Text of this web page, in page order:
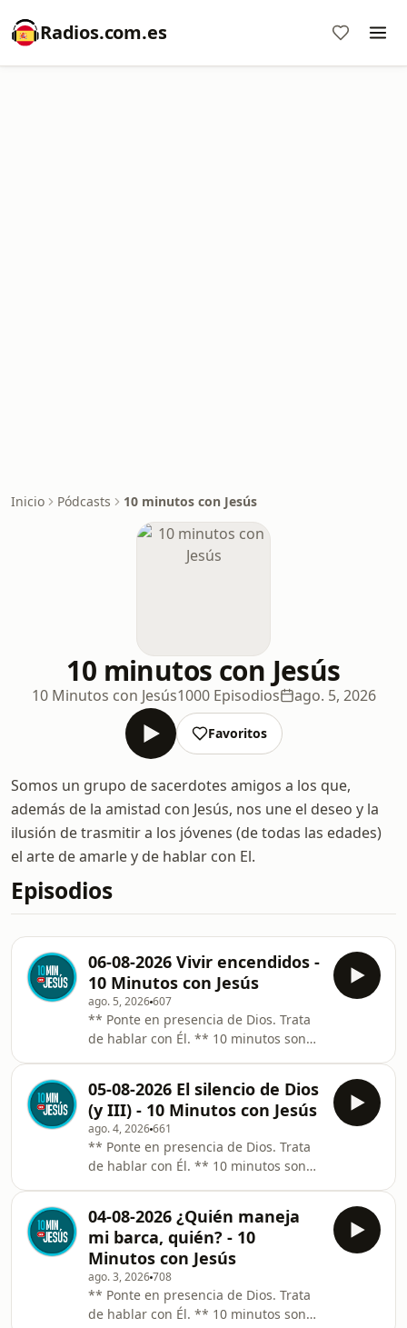
Radios.com.es
Inicio Pódcasts 10 minutos con Jesús
10 minutos con Jesús
10 Minutos con Jesús1000 Episodios ago. 5, 2026
Favoritos
Somos un grupo de sacerdotes amigos a los que,
además de la amistad con Jesús, nos une el deseo y la
ilusión de trasmitir a los jóvenes (de todas las edades)
el arte de amarle y de hablar con El.
Episodios
06-08-2026 Vivir encendidos -
10 Minutos con Jesús
ago. 5, 2026607
** Ponte en presencia de Dios. Trata
de hablar con Él. ** 10 minutos son
constante. El Espíritu Santo actúa “a
fuego lento” y requiere constancia.
Audios de 10 minutos que te ayudan
a rezar. Un pasaje del Evangelio, una
idea, una anécdota y un sacerdote
que te habla y habla al Señor
invitándote a compartir tu intimidad
con Dios.
05-08-2026 El silencio de Dios
(y III) - 10 Minutos con Jesús
ago. 4, 2026661
** Ponte en presencia de Dios. Trata
de hablar con Él. ** 10 minutos son
constante. El Espíritu Santo actúa “a
fuego lento” y requiere constancia.
Audios de 10 minutos que te ayudan
a rezar. Un pasaje del Evangelio, una
idea, una anécdota y un sacerdote
que te habla y habla al Señor
04-08-2026 ¿Quién maneja
mi barca, quién? - 10
Minutos con Jesús
ago. 3, 2026708
** Ponte en presencia de Dios. Trata
de hablar con Él. ** 10 minutos son